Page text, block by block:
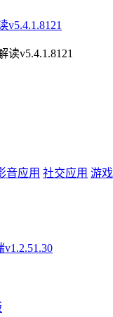
v5.4.1.8121
音应用 社交应用 游